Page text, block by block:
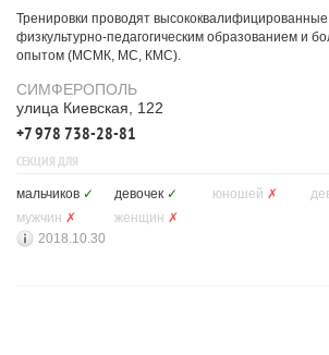
Тренировки проводят
физкультурно-педагогическим образованием и
опытом (МСМК, МС, КМС).
СИМФЕРОПОЛЬ
улица Киевская, 122
+7 978 738-28-81
СЕКЦИЯ ДЛЯ
мальчиков ✓ девочек ✓ юношей ✗
мужчин ✗ женщин ✗
2018.10.30